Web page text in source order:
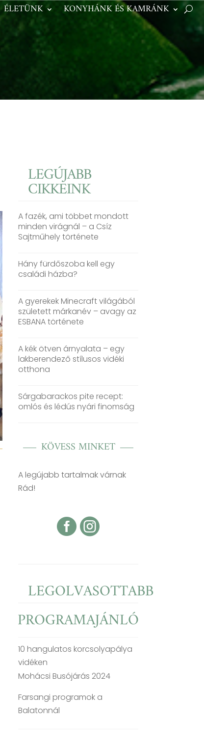
ÉLETÜNK KONYHÁNK ÉS KAMRÁNK
LEGÚJABB
CIKKEINK
A fazék, ami többet mondott
minden virágnál – a Csíz
Sajtműhely története
Hány fürdőszoba kell egy
családi házba?
A gyerekek Minecraft világából
született márkanév – avagy az
ESBANA története
A kék ötven árnyalata – egy
lakberendező stílusos vidéki
otthona
Sárgabarackos pite recept:
omlós és lédús nyári finomság
KÖVESS MINKET
A legújabb tartalmak várnak
Rád!

LEGOLVASOTTABB
PROGRAMAJÁNLÓ
10 hangulatos korcsolyapálya
vidéken
Mohácsi Busójárás 2024
Farsangi programok a
Balatonnál